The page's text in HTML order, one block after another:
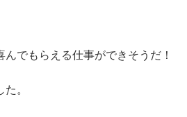
でもらえる仕事ができそうだ！
。